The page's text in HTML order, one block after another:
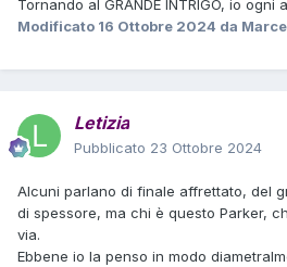
Tornando al GRANDE INTRIGO, io ogni
Modificato 16 Ottobre 2024 da
Letizia
Pubblicato 23 Ottobre 2024
Alcuni parlano di finale affrettato, del
di spessore, ma chi è questo Parker,
via.
Ebbene io la penso in modo